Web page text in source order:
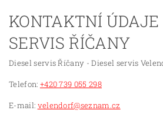
KONTAKTNÍ
SERVIS ŘÍČANY
Diesel servis Říčany - Diesel servis
Telefon: +420 739 055 298
E-mail: velendorf@seznam.cz